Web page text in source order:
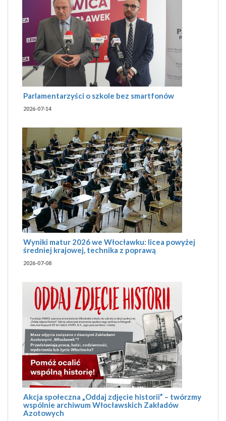
Parlamentarzyści o szkole bez smartfonów
2026-07-14
Wyniki matur 2026 we Włocławku: licea powyżej
średniej krajowej, technika z poprawą
2026-07-08
Akcja społeczna „Oddaj zdjęcie historii” – twórzmy
wspólnie archiwum Włocławskich Zakładów
Azotowych